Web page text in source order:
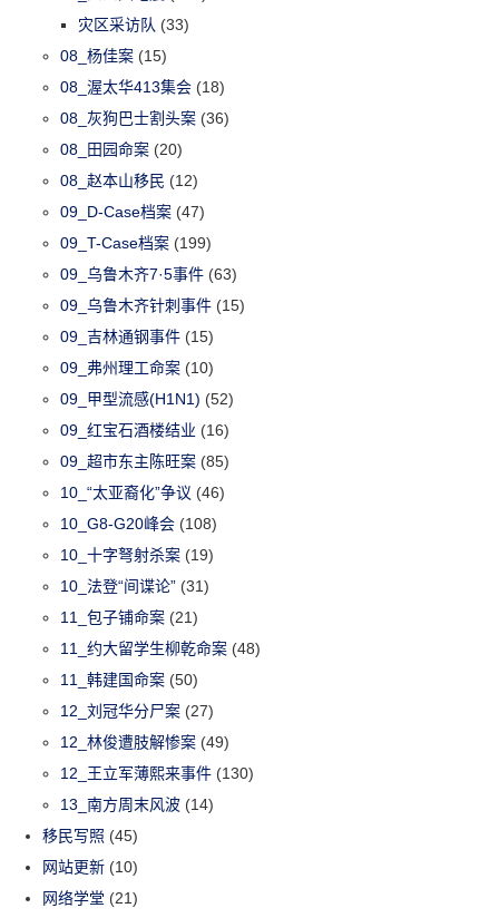
灾区采访队 (33)
08_杨佳案 (15)
08_渥太华413集会 (18)
08_灰狗巴士割头案 (36)
08_田园命案 (20)
08_赵本山移民 (12)
09_D-Case档案 (47)
09_T-Case档案 (199)
09_乌鲁木齐7·5事件 (63)
09_乌鲁木齐针刺事件 (15)
09_吉林通钢事件 (15)
09_弗州理工命案 (10)
09_甲型流感(H1N1) (52)
09_红宝石酒楼结业 (16)
09_超市东主陈旺案 (85)
10_“太亚裔化”争议 (46)
10_G8-G20峰会 (108)
10_十字弩射杀案 (19)
10_法登“间谍论” (31)
11_包子铺命案 (21)
11_约大留学生柳乾命案 (48)
11_韩建国命案 (50)
12_刘冠华分尸案 (27)
12_林俊遭肢解惨案 (49)
12_王立军薄熙来事件 (130)
13_南方周末风波 (14)
移民写照 (45)
网站更新 (10)
网络学堂 (21)